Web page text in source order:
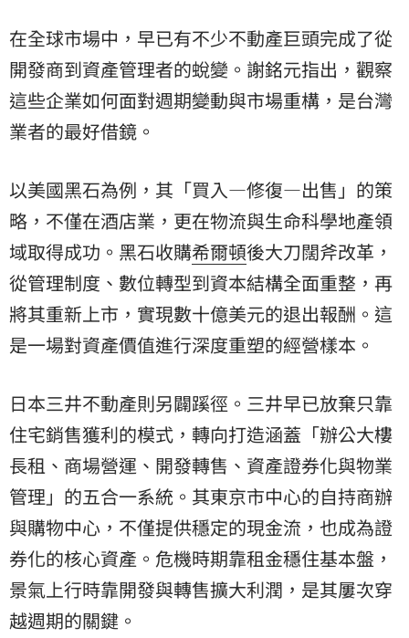
在全球市場中，早已有不少不動產巨頭完成了從
開發商到資產管理者的蛻變。謝銘元指出，觀察
這些企業如何面對週期變動與市場重構，是台灣
業者的最好借鏡。
以美國黑石為例，其「買入—修復—出售」的策
略，不僅在酒店業，更在物流與生命科學地產領
域取得成功。黑石收購希爾頓後大刀闊斧改革，
從管理制度、數位轉型到資本結構全面重整，再
將其重新上市，實現數十億美元的退出報酬。這
是一場對資產價值進行深度重塑的經營樣本。
日本三井不動產則另闢蹊徑。三井早已放棄只靠
住宅銷售獲利的模式，轉向打造涵蓋「辦公大樓
長租、商場營運、開發轉售、資產證券化與物業
管理」的五合一系統。其東京市中心的自持商辦
與購物中心，不僅提供穩定的現金流，也成為證
券化的核心資產。危機時期靠租金穩住基本盤，
景氣上行時靠開發與轉售擴大利潤，是其屢次穿
越週期的關鍵。